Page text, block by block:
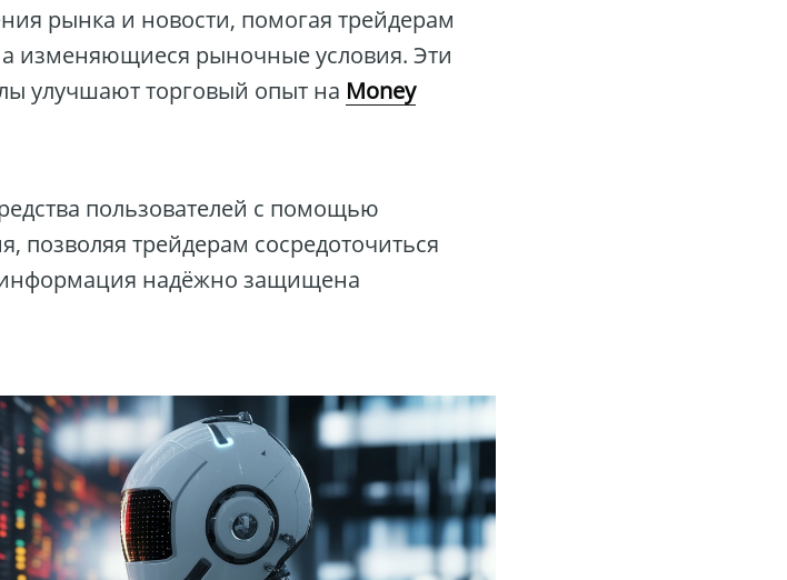
рынка и новости, помогая трейдерам
изменяющиеся рыночные условия. Эти
улучшают торговый опыт на Money
пользователей с помощью
позволяя трейдерам сосредоточиться
информация надёжно защищена